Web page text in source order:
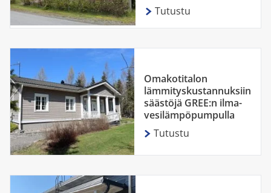
Tutustu
Omakotitalon
lämmityskustannuksiin
säästöjä GREE:n ilma-
vesilämpöpumpulla
Tutustu